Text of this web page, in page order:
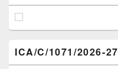
ICA/C/1071/2026-27